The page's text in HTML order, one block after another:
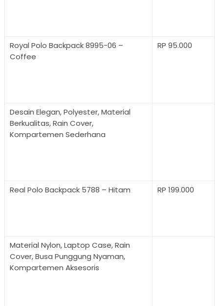
Royal Polo Backpack 8995-06 –
Coffee
RP 95.000
Desain Elegan, Polyester, Material
Berkualitas, Rain Cover,
Kompartemen Sederhana
Real Polo Backpack 5788 – Hitam RP 199.000
Material Nylon, Laptop Case, Rain
Cover, Busa Punggung Nyaman,
Kompartemen Aksesoris